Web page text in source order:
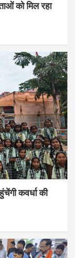
को मिल रहा
कवर्धा की